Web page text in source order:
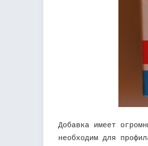
Добавка имеет
необходим для